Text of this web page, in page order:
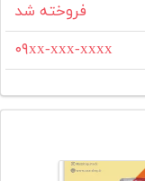
فروخته شد
۰۹xx-xxx-xxxx